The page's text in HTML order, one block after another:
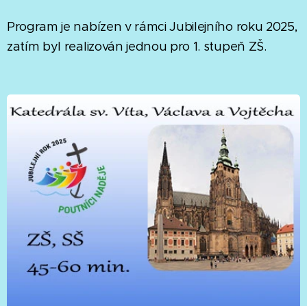
Program je nabízen v rámci Jubilejního roku 2025,
zatím byl realizován jednou pro 1. stupeň ZŠ.